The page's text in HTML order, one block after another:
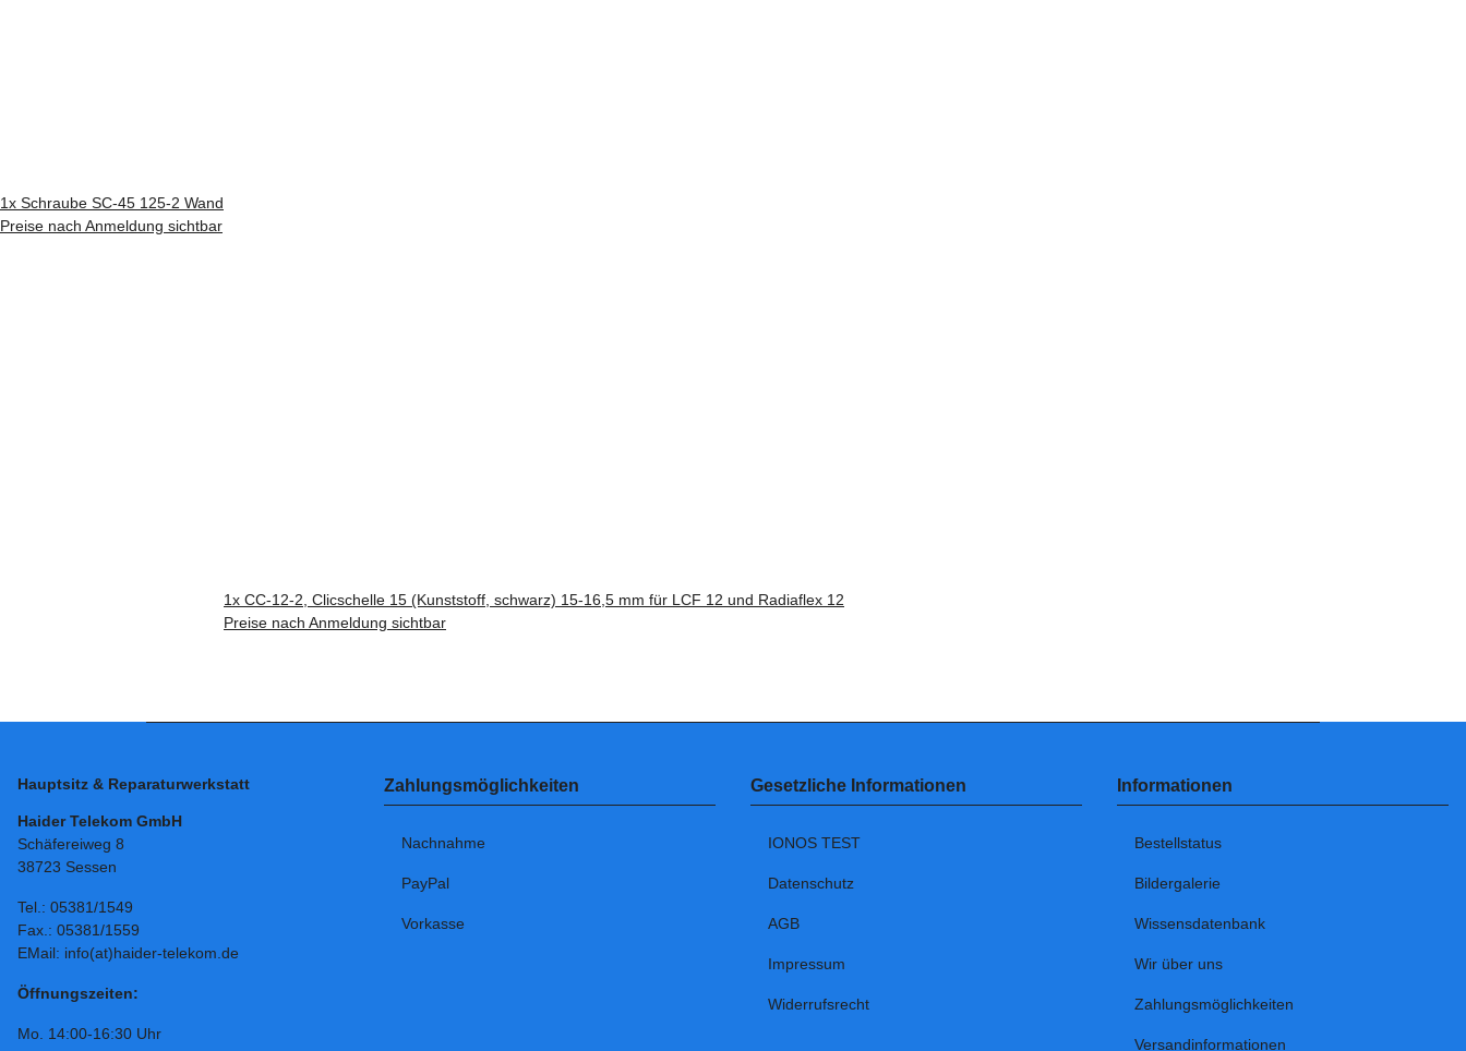
1x Schraube SC-45 125-2 Wand
Preise nach Anmeldung sichtbar
1x CC-12-2, Clicschelle 15 (Kunststoff, schwarz) 15-16,5 mm für LCF 12 und Radiaflex 12
Preise nach Anmeldung sichtbar
Hauptsitz & Reparaturwerkstatt
Haider Telekom GmbH
Schäfereiweg 8
38723 Sessen
Tel.: 05381/1549
Fax.: 05381/1559
EMail: info(at)haider-telekom.de
Öffnungszeiten:
Mo. 14:00-16:30 Uhr
Zahlungsmöglichkeiten
Nachnahme
PayPal
Vorkasse
Gesetzliche Informationen
IONOS TEST
Datenschutz
AGB
Impressum
Widerrufsrecht
Informationen
Bestellstatus
Bildergalerie
Wissensdatenbank
Wir über uns
Zahlungsmöglichkeiten
Versandinformationen